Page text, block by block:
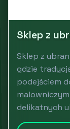
Sklep z
Sklep z
gdzie
podejściem
delikatnych